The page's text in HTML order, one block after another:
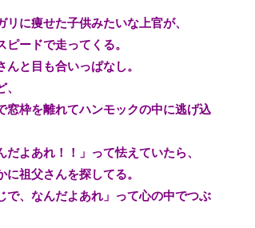
に痩せた子供みたいな上官が、
ードで走ってくる。
と目も合いっぱなし。
枠を離れてハンモックの中に逃げ込
よあれ！！」って怯えていたら、
祖父さんを探してる。
で、なんだよあれ」って心の中でつぶ